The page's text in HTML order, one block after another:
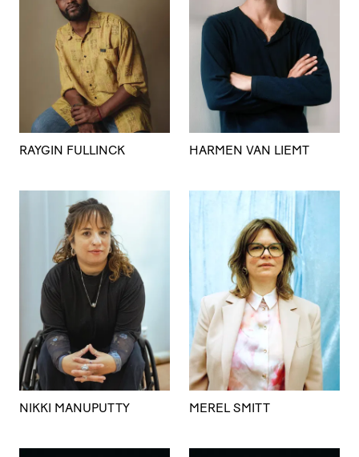
RAYGIN FULLINCK HARMEN VAN LIEMT
NIKKI MANUPUTTY MEREL SMITT